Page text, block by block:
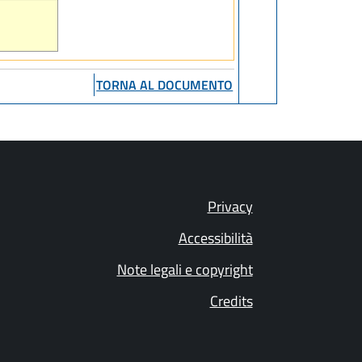
TORNA AL DOCUMENTO
Privacy
Accessibilità
Note legali e copyright
Credits